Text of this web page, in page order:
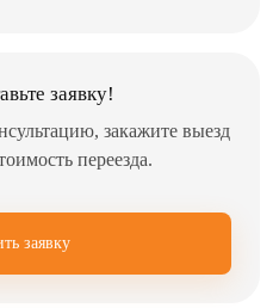
заявку!
закажите выезд
переезда.
заявку